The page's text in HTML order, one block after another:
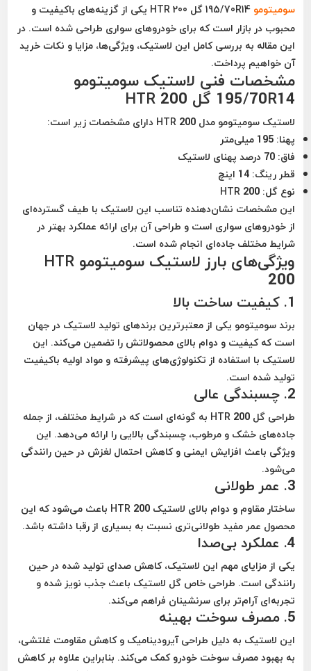
سومیتومو 195/70R14 گل HTR 200
یکی از گزینه‌های باکیفیت و
محبوب در بازار است که برای خودروهای سواری طراحی شده است. در
این مقاله به بررسی کامل این لاستیک، ویژگی‌ها، مزایا و نکات خرید
آن خواهیم پرداخت.
مشخصات فنی لاستیک سومیتومو
195/70R14 گل HTR 200
لاستیک سومیتومو مدل HTR 200 دارای مشخصات زیر است:
پهنا: 195 میلی‌متر
فاق: 70 درصد پهنای لاستیک
قطر رینگ: 14 اینچ
نوع گل: HTR 200
این مشخصات نشان‌دهنده تناسب این لاستیک با طیف گسترده‌ای
از خودروهای سواری است و طراحی آن برای ارائه عملکرد بهتر در
شرایط مختلف جاده‌ای انجام شده است.
ویژگی‌های بارز لاستیک سومیتومو HTR
200
1. کیفیت ساخت بالا
برند سومیتومو یکی از معتبرترین برندهای تولید لاستیک در جهان
است که کیفیت و دوام بالای محصولاتش را تضمین می‌کند. این
لاستیک با استفاده از تکنولوژی‌های پیشرفته و مواد اولیه باکیفیت
تولید شده است.
2. چسبندگی عالی
طراحی گل HTR 200 به گونه‌ای است که در شرایط مختلف، از جمله
جاده‌های خشک و مرطوب، چسبندگی بالایی را ارائه می‌دهد. این
ویژگی باعث افزایش ایمنی و کاهش احتمال لغزش در حین رانندگی
می‌شود.
3. عمر طولانی
ساختار مقاوم و دوام بالای لاستیک HTR 200 باعث می‌شود که این
محصول عمر مفید طولانی‌تری نسبت به بسیاری از رقبا داشته باشد.
4. عملکرد بی‌صدا
یکی از مزایای مهم این لاستیک، کاهش صدای تولید شده در حین
رانندگی است. طراحی خاص گل لاستیک باعث جذب نویز شده و
تجربه‌ای آرام‌تر برای سرنشینان فراهم می‌کند.
5. مصرف سوخت بهینه
این لاستیک به دلیل طراحی آیرودینامیک و کاهش مقاومت غلتشی،
به بهبود مصرف سوخت خودرو کمک می‌کند. بنابراین علاوه بر کاهش